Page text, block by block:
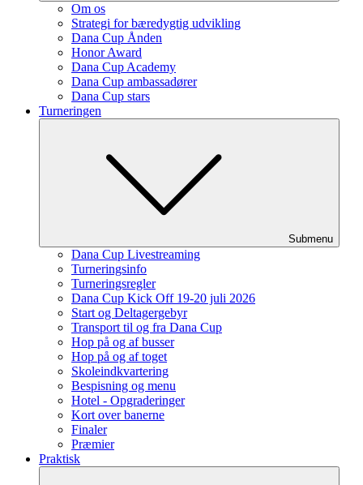
Om os
Strategi for bæredygtig udvikling
Dana Cup Ånden
Honor Award
Dana Cup Academy
Dana Cup ambassadører
Dana Cup stars
Turneringen
Submenu
Dana Cup Livestreaming
Turneringsinfo
Turneringsregler
Dana Cup Kick Off 19-20 juli 2026
Start og Deltagergebyr
Transport til og fra Dana Cup
Hop på og af busser
Hop på og af toget
Skoleindkvartering
Bespisning og menu
Hotel - Opgraderinger
Kort over banerne
Finaler
Præmier
Praktisk